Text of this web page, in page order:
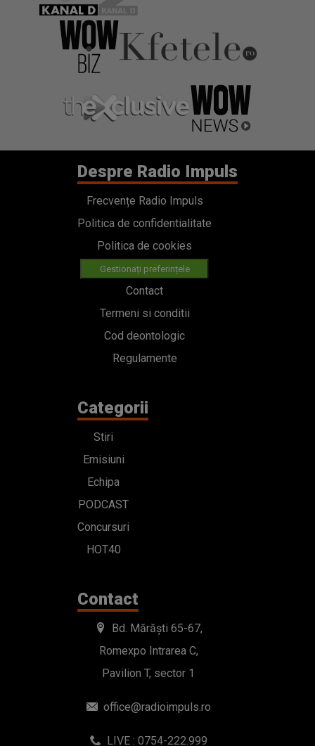
Despre Radio Impuls
Frecvențe Radio Impuls
Politica de confidentialitate
Politica de cookies
Gestionați preferințele
Contact
Termeni si conditii
Cod deontologic
Regulamente
Categorii
Stiri
Emisiuni
Echipa
PODCAST
Concursuri
HOT40
Contact
Bd. Mărăști 65-67,
Romexpo Intrarea C,
Pavilion T, sector 1
office@radioimpuls.ro
LIVE : 0754-222.999